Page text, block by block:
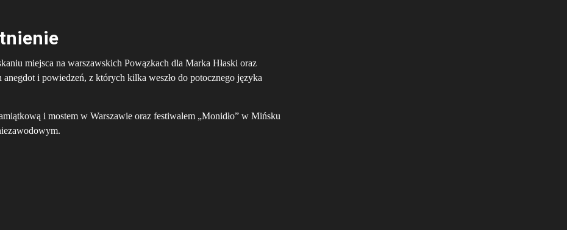
miejsca na warszawskich Powązkach dla Marka Hłaski oraz
i powiedzeń, z których kilka weszło do potocznego języka
i mostem w Warszawie oraz festiwalem „Monidło” w Mińsku